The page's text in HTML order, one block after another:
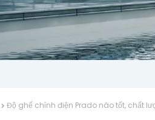
Độ ghế chỉnh điện Prado nào tốt, chất